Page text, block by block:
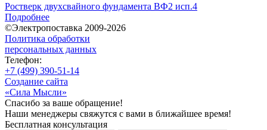
Ростверк двухсвайного фундамента ВФ2 исп.4
Подробнее
©Электропоставка 2009-2026
Политика обработки
персональных данных
Телефон:
+7 (499) 390-51-14
Создание сайта
«Сила Мысли»
Спасибо за ваше обращение!
Наши менеджеры свяжутся с вами в ближайшее время!
Бесплатная консультация